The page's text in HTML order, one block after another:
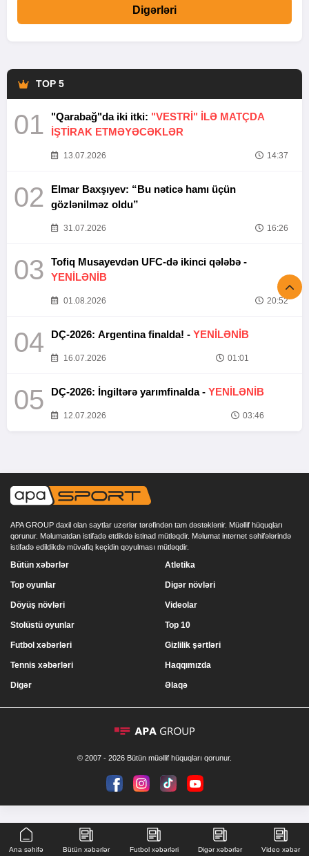
Digərləri
TOP 5
01 "Qarabağ"da iki itki: "VESTRİ" İLƏ MATÇDA
İŞTİRAK ETMƏYƏCƏKLƏR
13.07.2026 14:37
02
Elmar Baxşıyev: “Bu nəticə hamı üçün
gözlənilməz oldu”
31.07.2026 16:26
03
Tofiq Musayevdən UFC-də ikinci qələbə -
YENİLƏNİB
01.08.2026 20:52
04 DÇ-2026: Argentina finalda! - YENİLƏNİB
16.07.2026 01:01
05 DÇ-2026: İngiltərə yarımfinalda - YENİLƏNİB
12.07.2026 03:46
APA GROUP daxil olan saytlar uzerlər tərəfindən tam dəstəklənir. Müəllif hüquqları
qorunur. Məlumatdan istifadə etdikdə istinad mütləqdir. Məlumat internet səhifələrində
istifadə edildikdə müvafiq keçidin qoyulması mütləqdir.
Bütün xəbərlər
Top oyunlar
Döyüş növləri
Stolüstü oyunlar
Atletika
Digər növləri
Videolar
Top 10
Futbol xəbərləri
Tennis xəbərləri
Digər
Gizlilik şərtləri
Haqqımızda
Əlaqə
© 2007 - 2026 Bütün müəllif hüquqları qorunur.
Ana səhifə Bütün xəbərlər Futbol xəbərləri Digər xəbərlər Video xəbər